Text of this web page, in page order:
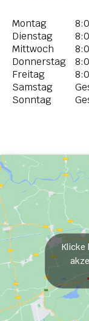
Montag
Dienstag
Mittwoch
Donnerstag
Freitag
Samstag
Sonntag
Klicke